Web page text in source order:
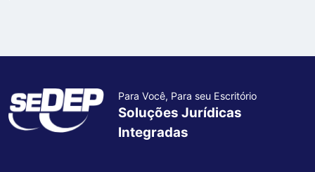
Para Você, Para seu Escritório
Soluções Jurídicas
Integradas